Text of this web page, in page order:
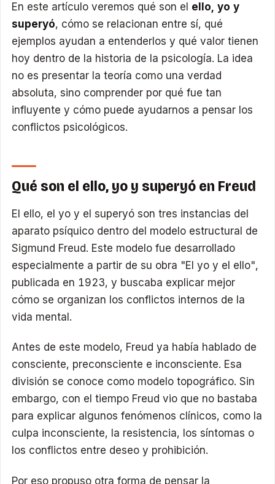
En este artículo veremos qué son el ello, yo y
superyó, cómo se relacionan entre sí, qué
ejemplos ayudan a entenderlos y qué valor tienen
hoy dentro de la historia de la psicología. La idea
no es presentar la teoría como una verdad
absoluta, sino comprender por qué fue tan
influyente y cómo puede ayudarnos a pensar los
conflictos psicológicos.
Qué son el ello, yo y superyó en Freud
El ello, el yo y el superyó son tres instancias del
aparato psíquico dentro del modelo estructural de
Sigmund Freud. Este modelo fue desarrollado
especialmente a partir de su obra "El yo y el ello",
publicada en 1923, y buscaba explicar mejor
cómo se organizan los conflictos internos de la
vida mental.
Antes de este modelo, Freud ya había hablado de
consciente, preconsciente e inconsciente. Esa
división se conoce como modelo topográfico. Sin
embargo, con el tiempo Freud vio que no bastaba
para explicar algunos fenómenos clínicos, como la
culpa inconsciente, la resistencia, los síntomas o
los conflictos entre deseo y prohibición.
Por eso propuso otra forma de pensar la